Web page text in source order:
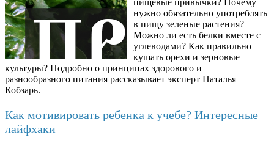
нужно обязательно употреблять
в пищу зеленые растения?
Можно ли есть белки вместе с
углеводами? Как правильно
кушать орехи и зерновые
культуры? Подробно о принципах здорового и
разнообразного питания рассказывает эксперт Наталья
Кобзарь.
Как мотивировать ребенка к учебе? Интересные
лайфхаки